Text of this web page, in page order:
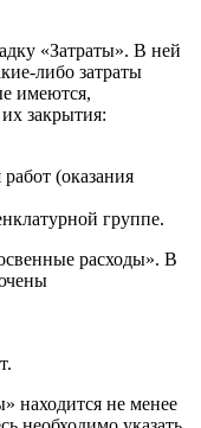
«Затраты». В ней
либо затраты
имеются,
закрытия:
(оказания
группе.
расходы». В
находится не менее